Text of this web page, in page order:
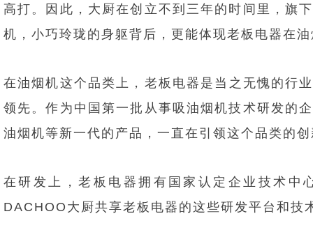
高打。因此，大厨在创立不到三年的时间里，旗
机，小巧玲珑的身躯背后，更能体现老板电器在
在油烟机这个品类上，老板电器是当之无愧的行
领先。作为中国第一批从事吸油烟机技术研发的
油烟机等新一代的产品，一直在引领这个品类的
在研发上，老板电器拥有国家认定企业技术中
DACHOO大厨共享老板电器的这些研发平台和